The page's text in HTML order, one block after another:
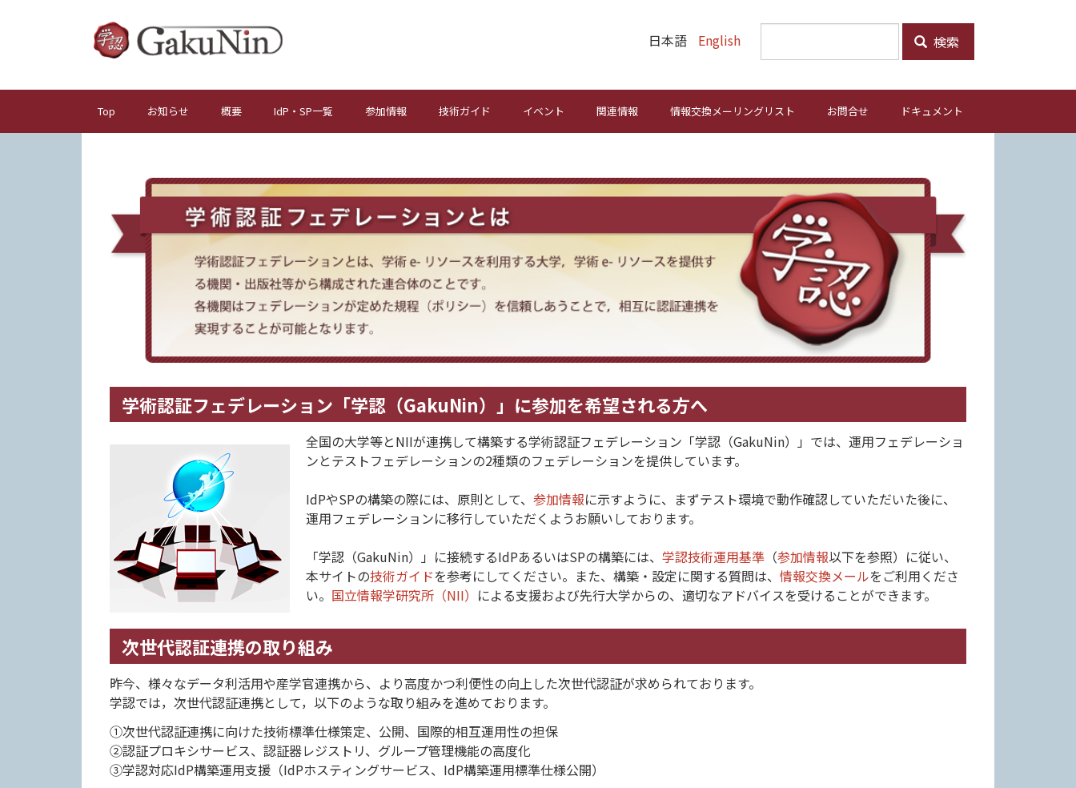
ン
検索
日本語 English
メ
イ
Top お知らせ 概要 IdP・SP一覧 参加情報 技術ガイド イベント 関連情報 情報交換メーリングリスト お問合せ ドキュメント
学術認証フェデレーション「学認（GakuNin）」に参加を希望される方へ
全国の大学等とNIIが連携して構築する学術認証フェデレーション「学認（GakuNin）」では、運用フェデレーショ
ンとテストフェデレーションの2種類のフェデレーションを提供しています。
IdPやSPの構築の際には、原則として、 参加情報に示すように、まずテスト環境で動作確認していただいた後に、
運用フェデレーションに移行していただくようお願いしております。
「学認（GakuNin）」に接続するIdPあるいはSPの構築には、 学認技術運用基準（参加情報以下を参照）に従い、
本サイトの技術ガイドを参考にしてください。また、構築・設定に関する質問は、 情報交換メールをご利用くださ
い。 国立情報学研究所（NII） による支援および先行大学からの、適切なアドバイスを受けることができます。
次世代認証連携の取り組み
昨今、様々なデータ利活用や産学官連携から、より高度かつ利便性の向上した次世代認証が求められております。
学認では，次世代認証連携として，以下のような取り組みを進めております。
①次世代認証連携に向けた技術標準仕様策定、公開、国際的相互運用性の担保
②認証プロキシサービス、認証器レジストリ、グループ管理機能の高度化
③学認対応IdP構築運用支援（IdPホスティングサービス、IdP構築運用標準仕様公開）